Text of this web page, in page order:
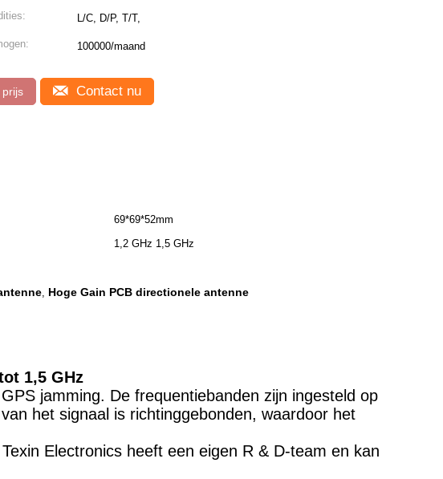
L/C, D/P, T/T,
100000/maand
prijs Contact nu
69*69*52mm
1,2 GHz 1,5 GHz
, Hoge Gain PCB directionele antenne
1,5 GHz
jamming. De frequentiebanden zijn ingesteld op
het signaal is richtinggebonden, waardoor het
Electronics heeft een eigen R & D-team en kan